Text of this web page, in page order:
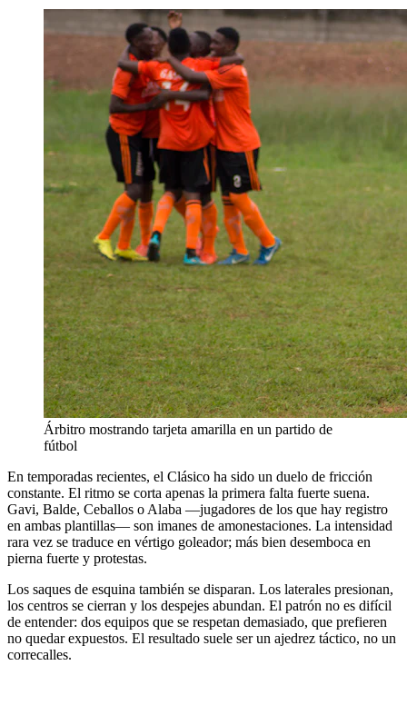
Árbitro mostrando tarjeta amarilla en un partido de
fútbol
En temporadas recientes, el Clásico ha sido un duelo de fricción
constante. El ritmo se corta apenas la primera falta fuerte suena.
Gavi, Balde, Ceballos o Alaba —jugadores de los que hay registro
en ambas plantillas— son imanes de amonestaciones. La intensidad
rara vez se traduce en vértigo goleador; más bien desemboca en
pierna fuerte y protestas.
Los saques de esquina también se disparan. Los laterales presionan,
los centros se cierran y los despejes abundan. El patrón no es difícil
de entender: dos equipos que se respetan demasiado, que prefieren
no quedar expuestos. El resultado suele ser un ajedrez táctico, no un
correcalles.